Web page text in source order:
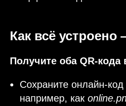
Как всё
Получите оба QR-кода
Сохраните онлайн-
например, как